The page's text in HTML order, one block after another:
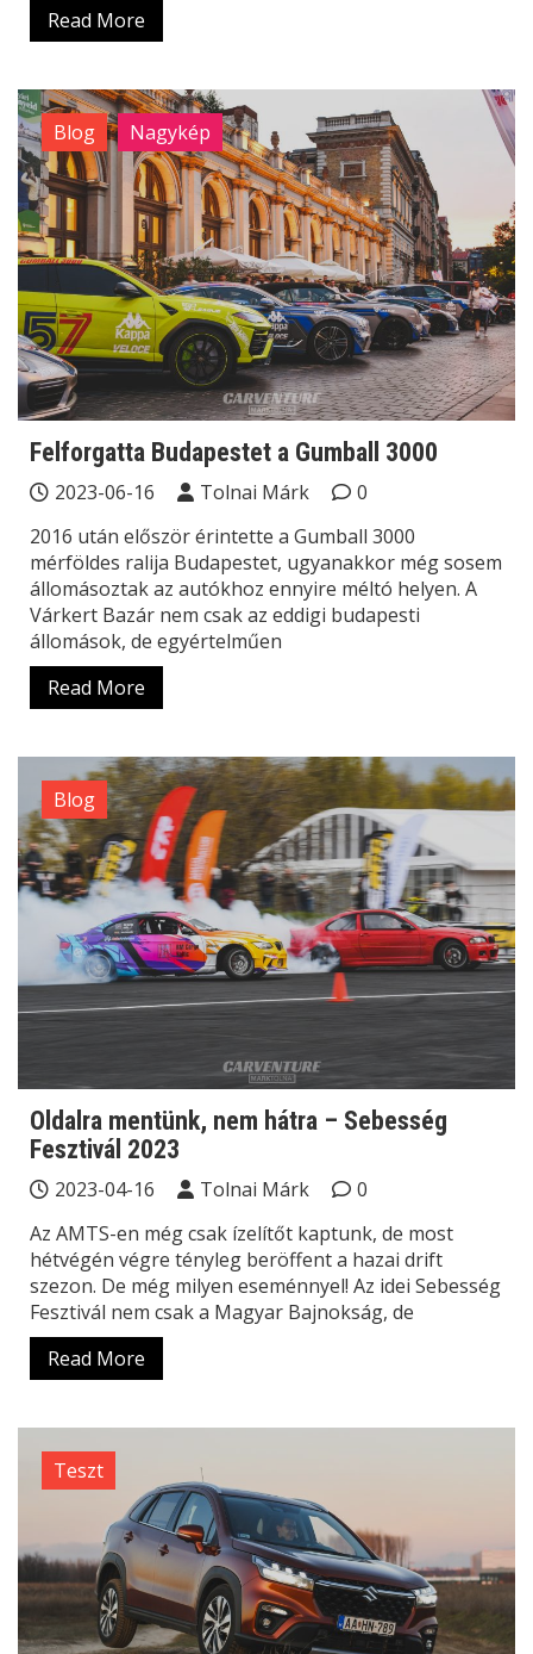
Read More
Blog Nagykép
Felforgatta Budapestet a Gumball 3000
2023-06-16 Tolnai Márk
0
2016 után először érintette a Gumball 3000
mérföldes ralija Budapestet, ugyanakkor még sosem
állomásoztak az autókhoz ennyire méltó helyen. A
Várkert Bazár nem csak az eddigi budapesti
állomások, de egyértelműen
Read More
Blog
Oldalra mentünk, nem hátra – Sebesség
Fesztivál 2023
2023-04-16 Tolnai Márk
0
Az AMTS-en még csak ízelítőt kaptunk, de most
hétvégén végre tényleg beröffent a hazai drift
szezon. De még milyen eseménnyel! Az idei Sebesség
Fesztivál nem csak a Magyar Bajnokság, de
Read More
Teszt